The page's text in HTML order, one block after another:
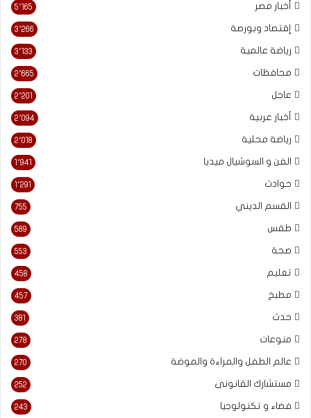
أخبار مصر 5٬165
إقتصاد وبورصة 3٬266
رياضة عالمية 3٬133
محافظات 2٬665
عاجل 2٬201
أخبار عربية 2٬094
رياضة محلية 2٬018
الفن و السوشيال ميديا 1٬941
حوادث 1٬291
القسم الديني 755
طقس 589
صحة 553
تعليم 458
مطبخ 457
حدث 381
منوعات 278
عالم الطفل والمراءة والموضة 270
مستشارك القانونى 252
فضاء و تكنولوجيا 243